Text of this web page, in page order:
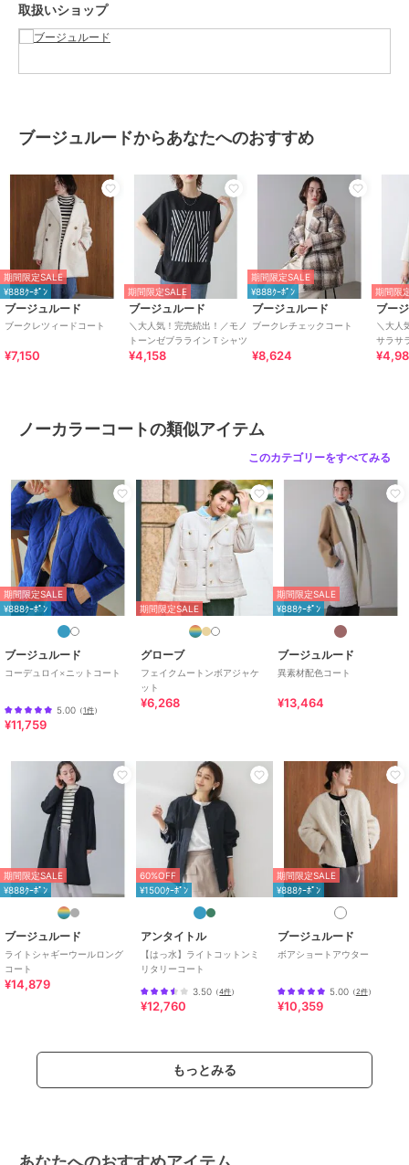
★ブランドのお気に入り登録
新商品や再入荷などの情報を受け取ることができますので、是非ご登
ブランド ブージュルード
商品カテゴリ
アウター・ジャケット・コート
／ノーカラーコート
性別タイプ
レディース
アウター・ジャケット・コート
／ノーカラーコート
レディース
アウター・ジャケット・コート
／ノーカラーコート
カラー Ａ、ＣＣＬ、グレージュ
商品のお取り扱い方法
アウター・ジャケット・コート
ニット素材/ポリエステル素材/
無地 / ミドル丈/ストレッチ
ライフスタイル/ストレート
ノーカラーコート
ニット素材
/ ポリエステル素材
無地/ミドル丈/ ストレッチ/
ライフスタイル/ ストレート
原産国
取扱いショップ
ブージュルードからあなたへのおすすめ
期間限定SALE
¥888ｸｰﾎﾟﾝ
ブージュルード
ブークレツィードコート
¥7,150
期間限定SALE
ブージュルード
＼大人気！完売続出！／モノ
トーンゼブララインＴシャツ
¥4,158
期間限定SALE
¥888ｸｰﾎﾟﾝ
ブージュルード
ブークレチェックコート
¥8,624
期間限
ブー
＼大人
サラサ
後差カ
ノーカラーコートの類似アイテム
このカテゴリーをすべてみる
期間限定SALE
¥888ｸｰﾎﾟﾝ
ブージュルード
コーデュロイ×ニットコート
5.00 （1件）
¥11,759
期間限定SALE
グローブ
フェイクムートンボアジャケ
ット
¥6,268
期間限定SALE
¥888ｸｰﾎﾟﾝ
ブージュルード
異素材配色コート
¥13,464
期間限定SALE
¥888ｸｰﾎﾟﾝ
ブージュルード
ライトシャギーウールロング
コート
¥14,879
60%OFF
¥1500ｸｰﾎﾟﾝ
アンタイトル
【はっ水】ライトコットンミ
リタリーコート
3.50 （4件）
¥12,760
期間限定SALE
¥888ｸｰﾎﾟﾝ
ブージュルード
ボアショートアウター
5.00（2件）
¥10,359
もっとみる